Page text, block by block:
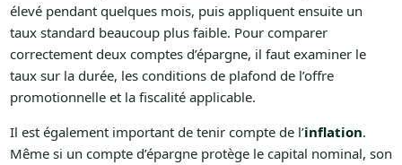
élevé pendant quelques mois, puis appliquent ensuite un
taux standard beaucoup plus faible. Pour comparer
correctement deux comptes d’épargne, il faut examiner le
taux sur la durée, les conditions de plafond de l’offre
promotionnelle et la fiscalité applicable.
Il est également important de tenir compte de l’inflation.
Même si un compte d’épargne protège le capital nominal, son